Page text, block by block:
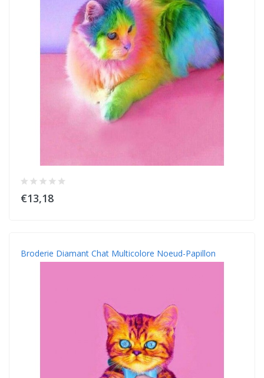
€13,18
Broderie Diamant Chat Multicolore Noeud-Papillon